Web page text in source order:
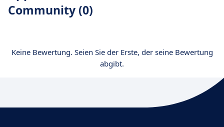
Community (0)
Keine Bewertung. Seien Sie der Erste, der seine Bewertung
abgibt.